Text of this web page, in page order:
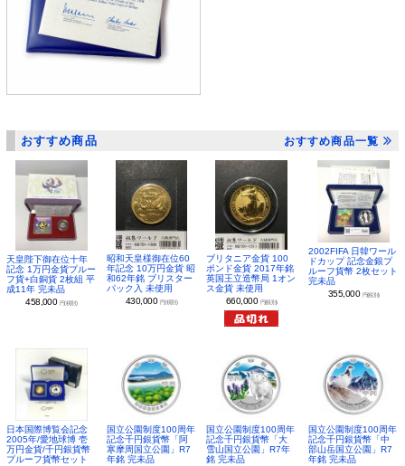
おすすめ商品 おすすめ商品一覧
天皇陛下御在位十年
記念 1万円金貨プルー
フ貨+白銅貨 2枚組 平
成11年 完未品
458,000 円(税別)
昭和天皇様御在位60
年記念 10万円金貨 昭
和62年銘 ブリスター
パック入 未使用
430,000 円(税別)
ブリタニア金貨 100
ポンド金貨 2017年銘
英国王立造幣局 1オン
ス金貨 未使用
660,000 円(税別)
2002FIFA 日韓ワール
ドカップ 記念金銀プ
ルーフ貨幣 2枚セット
完未品
355,000 円(税別)
日本国際博覧会記念
2005年/愛地球博 壱
万円金貨/千円銀貨幣
プルーフ貨幣セット
国立公園制度100周年
記念千円銀貨幣「阿
寒摩周国立公園」R7
年銘 完未品
国立公園制度100周年
記念千円銀貨幣「大
雪山国立公園」R7年
銘 完未品
国立公園制度100周年
記念千円銀貨幣「中
部山岳国立公園」R7
年銘 完未品